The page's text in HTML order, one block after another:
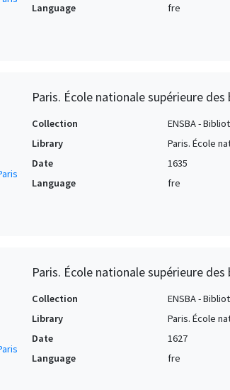
Language
fre
Paris. École nationale supérieure
Collection
ENSBA -
Library
Paris. École
Date
1635
Language
fre
Paris. École nationale supérieure des
Collection
ENSBA -
Library
Paris. École
Date
1627
Language
fre